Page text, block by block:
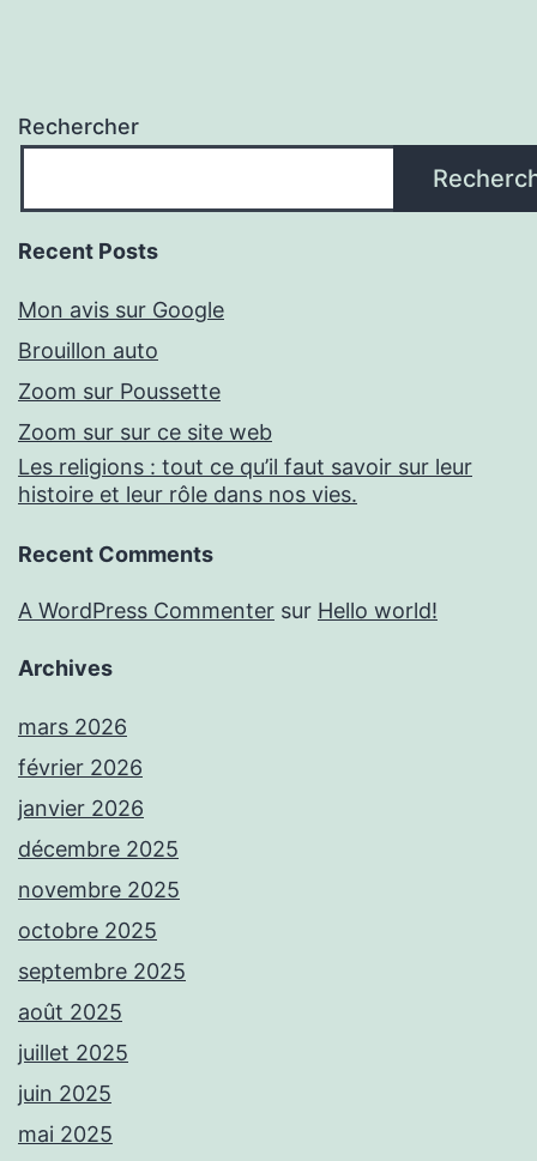
Rechercher
Recent Posts
Mon avis sur Google
Brouillon auto
Zoom sur Poussette
Zoom sur sur ce site web
Les religions : tout ce qu’il faut savoir sur leur
histoire et leur rôle dans nos vies.
Recent Comments
A WordPress Commenter sur Hello world!
Archives
mars 2026
février 2026
janvier 2026
décembre 2025
novembre 2025
octobre 2025
septembre 2025
août 2025
juillet 2025
juin 2025
mai 2025